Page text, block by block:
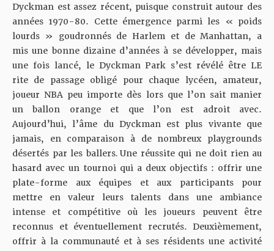
Dyckman est assez récent, puisque construit autour des
années 1970-80. Cette émergence parmi les « poids
lourds » goudronnés de Harlem et de Manhattan, a
mis une bonne dizaine d’années à se développer, mais
une fois lancé, le Dyckman Park s’est révélé être LE
rite de passage obligé pour chaque lycéen, amateur,
joueur NBA peu importe dès lors que l’on sait manier
un ballon orange et que l’on est adroit avec.
Aujourd’hui, l’âme du Dyckman est plus vivante que
jamais, en comparaison à de nombreux playgrounds
désertés par les ballers. Une réussite qui ne doit rien au
hasard avec un tournoi qui a deux objectifs : offrir une
plate-forme aux équipes et aux participants pour
mettre en valeur leurs talents dans une ambiance
intense et compétitive où les joueurs peuvent être
reconnus et éventuellement recrutés. Deuxièmement,
offrir à la communauté et à ses résidents une activité